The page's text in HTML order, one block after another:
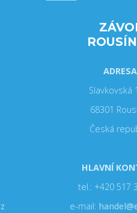
Slavkovská
68301
Česká
HLAVNÍ
tel.: +420 517
e-mail: